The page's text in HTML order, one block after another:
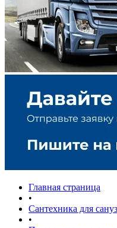
Главная страница
•
Сантехника для
•